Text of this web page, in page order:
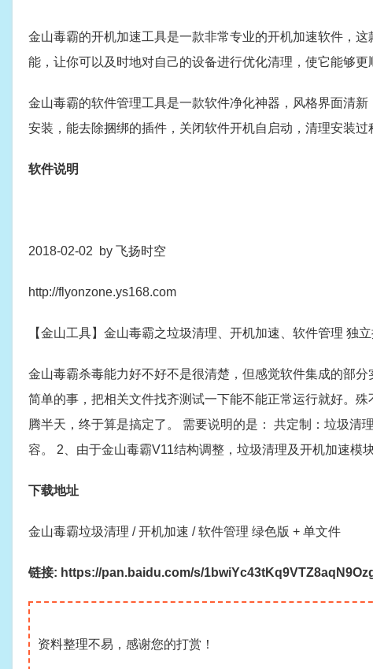
金山毒霸的开机加速工具是一款非常专业的开机加速软件，
能，让你可以及时地对自己的设备进行优化清理，使它能够更
金山毒霸的软件管理工具是一款软件净化神器，风格界面清
安装，能去除捆绑的插件，关闭软件开机自启动，清理安装过
软件说明
2018-02-02 by 飞扬时空
http://flyonzone.ys168.com
【金山工具】金山毒霸之垃圾清理、开机加速、软件管理 独
金山毒霸杀毒能力好不好不是很清楚，但感觉软件集成的部
简单的事，把相关文件找齐测试一下能不能正常运行就好。
腾半天，终于算是搞定了。 需要说明的是： 共定制：垃圾清
容。 2、由于金山毒霸V11结构调整，垃圾清理及开机加速模
下载地址
金山毒霸垃圾清理 / 开机加速 / 软件管理 绿色版 + 单文件
链接: https://pan.baidu.com/s/
资料整理不易，感谢您的打赏！